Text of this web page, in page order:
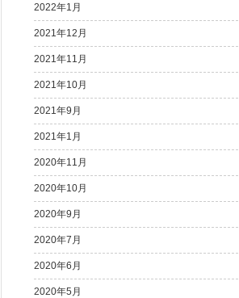
2022年1月
2021年12月
2021年11月
2021年10月
2021年9月
2021年1月
2020年11月
2020年10月
2020年9月
2020年7月
2020年6月
2020年5月